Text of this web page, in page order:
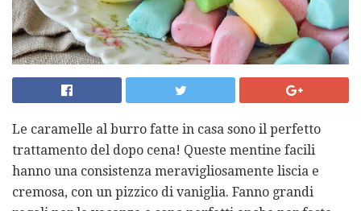
Le caramelle al burro fatte in casa sono il perfetto
trattamento del dopo cena! Queste mentine facili
hanno una consistenza meravigliosamente liscia e
cremosa, con un pizzico di vaniglia. Fanno grandi